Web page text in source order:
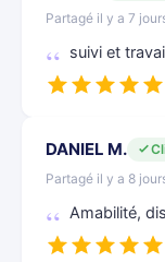
Partagé il y a 7
suivi et
DANIEL M.
Partagé il y a 8
Amabilité,